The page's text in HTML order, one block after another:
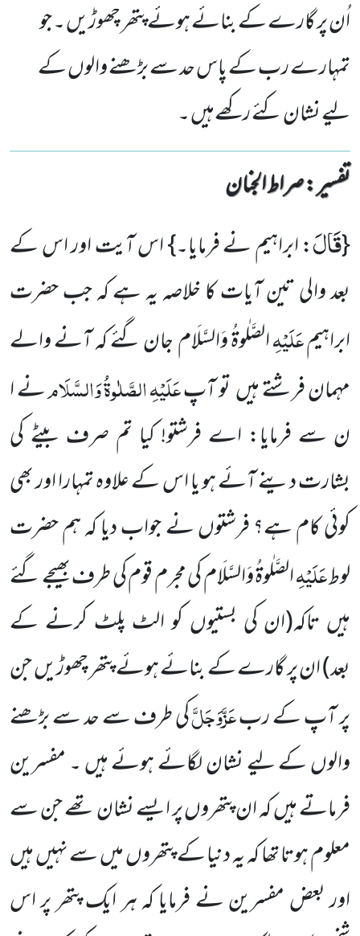
اُن پر گارے کے بنائے ہوئے پتھر چھوڑیں ۔ جو
تمہارے رب کے پاس حد سے بڑھنے والوں کے
لیے نشان کئے رکھےہیں ۔
تفسیر : ‎صراط الجنان
{قَالَ: ابراہیم نے فرمایا۔}اس آیت اور اس کے
بعد والی تین آیات کا خلاصہ یہ ہے کہ جب حضرت
ابراہیمعَلَیْہِالصَّلٰوۃُوَالسَّلَامجان گئے کہ آنے والے
مہمان فرشتے ہیں تو آپعَلَیْہِالصَّلٰوۃُوَالسَّلَامنے ا
ن سے فرمایا: اے فرشتو! کیا تم صرف بیٹے کی
بشارت دینے آئے ہو یا اس کے علاوہ تمہارا اور بھی
کوئی کام ہے؟ فرشتوں نے جواب دیا کہ ہم حضرت
لوطعَلَیْہِالصَّلٰوۃُوَالسَّلَامکی مجرم قوم کی طرف بھیجے گئے
ہیں تاکہ(ان کی بستیوں کو الٹ پلٹ کرنے کے
بعد)ان پر گارے کے بنائے ہوئے پتھر چھوڑیں جن
پر آپ کے ربعَزَّوَجَلَّکی طرفسے حد سے بڑھنے
والوں کے لیے نشان لگائے ہوئے ہیں ۔ مفسرین
فرماتے ہیں کہ ان پتھروں پر ایسے نشان تھے جن سے
معلوم ہوتا تھا کہ یہ دنیا کے پتھروں میں سے نہیں ہیں
اور بعض مفسرین نے فرمایا کہ ہر ایک پتھر پر اس